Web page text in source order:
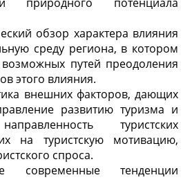
обзор характера влияния
среду региона, в котором
путей преодоления
этого влияния.
внешних факторов, дающих
развитию туризма и
туристских
на туристскую мотивацию,
спроса.
современные тенденции